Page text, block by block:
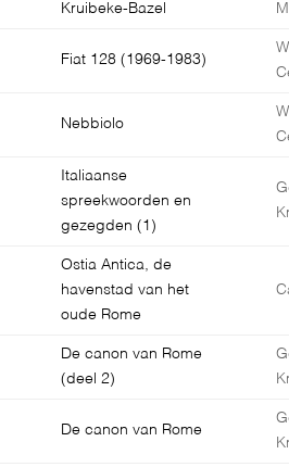
Kruibeke-Bazel
Fiat 128 (1969-1983)
Nebbiolo
Italiaanse
spreekwoorden en
gezegden (1)
Ostia Antica, de
havenstad van het
oude Rome
De canon van Rome
(deel 2)
De canon van Rome